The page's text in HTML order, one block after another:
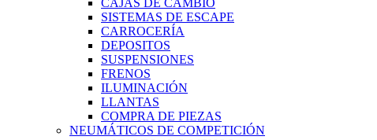
CAJAS DE CAMBIO
SISTEMAS DE ESCAPE
CARROCERÍA
DEPOSITOS
SUSPENSIONES
FRENOS
ILUMINACIÓN
LLANTAS
COMPRA DE PIEZAS
NEUMÁTICOS DE COMPETICIÓN